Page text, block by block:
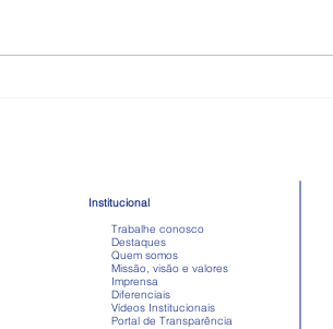
Institucional
Trabalhe conosco
Destaques
Quem somos
Missão, visão e valores
Imprensa
Diferenciais
Vídeos Institucionais
Portal de Transparência